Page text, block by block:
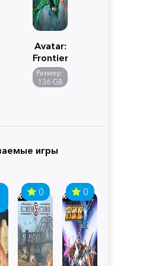
Avatar:
Frontiers
of
Pandora
Размер:
136 GB
игры
0 0